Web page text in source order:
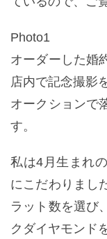
Photo1
オーダーした婚
店内で記念撮影
オークションで
す。
私は4月生まれ
にこだわりまし
ラット数を選び
クダイヤモンド